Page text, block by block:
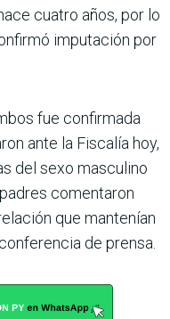
cuatro años, por lo
imputación por
fue confirmada
ante la Fiscalía hoy,
del sexo masculino
comentaron
que mantenían
de prensa.